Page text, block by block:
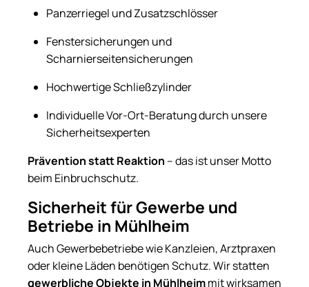
Panzerriegel und Zusatzschlösser
Fenstersicherungen und
Scharnierseitensicherungen
Hochwertige Schließzylinder
Individuelle Vor-Ort-Beratung durch unsere
Sicherheitsexperten
Prävention statt Reaktion – das ist unser Motto
beim Einbruchschutz.
Sicherheit für Gewerbe und
Betriebe in Mühlheim
Auch Gewerbebetriebe wie Kanzleien, Arztpraxen
oder kleine Läden benötigen Schutz. Wir statten
gewerbliche Objekte in Mühlheimmit wirksamen